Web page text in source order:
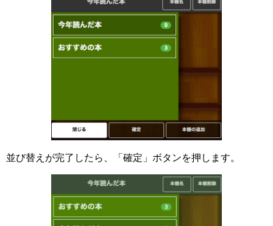
並び替えが完了したら、「確定」ボタンを押します。